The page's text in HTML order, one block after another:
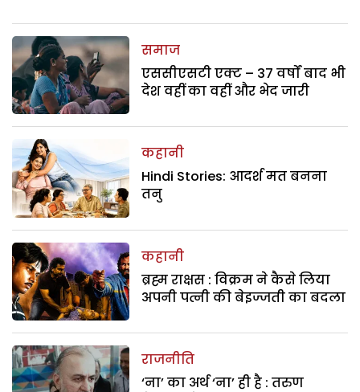
समाज
एससीएसटी एक्ट – 37 वर्षों बाद भी
देश वहीं का वहीं और भेद जारी
कहानी
Hindi Stories: आदर्श मत बनना
तनु
कहानी
ब्रह्म राक्षस : विक्रम ने कैसे लिया
अपनी पत्नी की बेइज्जती का बदला
राजनीति
‘ना’ का अर्थ ‘ना’ ही है : तरुण